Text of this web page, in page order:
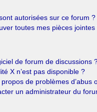
autorisées sur ce forum ?
toutes mes pièces jointes
de forum de discussions
X n’est pas disponible ?
de problèmes d’abus
un administrateur du